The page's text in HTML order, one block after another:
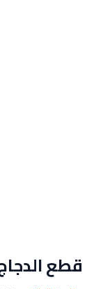
قطع